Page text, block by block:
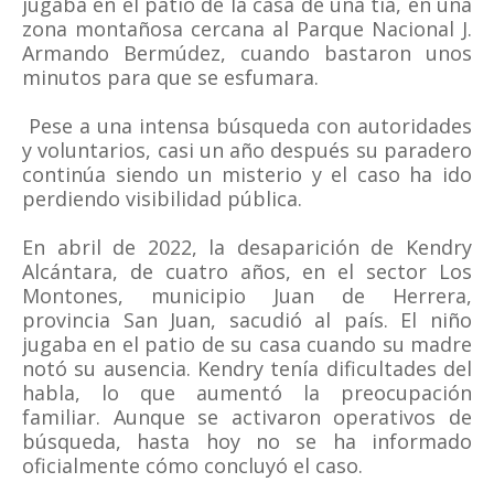
zona montañosa cercana al Parque Nacional J.
Armando Bermúdez, cuando bastaron unos
minutos para que se esfumara.
Pese a una intensa búsqueda con autoridades
y voluntarios, casi un año después su paradero
continúa siendo un misterio y el caso ha ido
perdiendo visibilidad pública.
En abril de 2022, la desaparición de Kendry
Alcántara, de cuatro años, en el sector Los
Montones, municipio Juan de Herrera,
provincia San Juan, sacudió al país. El niño
jugaba en el patio de su casa cuando su madre
notó su ausencia. Kendry tenía dificultades del
habla, lo que aumentó la preocupación
familiar. Aunque se activaron operativos de
búsqueda, hasta hoy no se ha informado
oficialmente cómo concluyó el caso.